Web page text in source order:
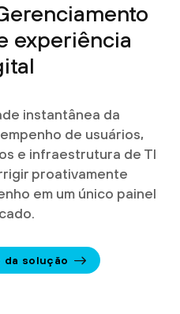
experiência
instantânea da
de usuários,
e infraestrutura de TI
proativamente
em um único painel
da solução